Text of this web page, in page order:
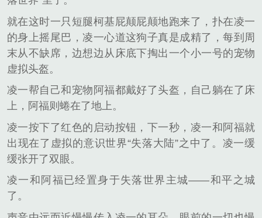
就在这时一只短腿柯基屁颠屁颠地跑来了，扑在凌一
的身上摇尾巴，凌一心道这狗子真是成精了，每到周
末从不缺席，边想边从床底下掏出一个小一号的宠物
虚拟头盔。
凌一帮自己和宠物阿福都戴好了头盔，自己躺在了床
上，阿福则蜷在了地上。
凌一按下了红色的启动按钮，下一秒，凌一和阿福就
出现在了虚拟的意识世界“失落大陆”之中了。凌一缓
缓张开了双眼。
凌一和阿福已经置身于失落世界主城——和平之城
了。